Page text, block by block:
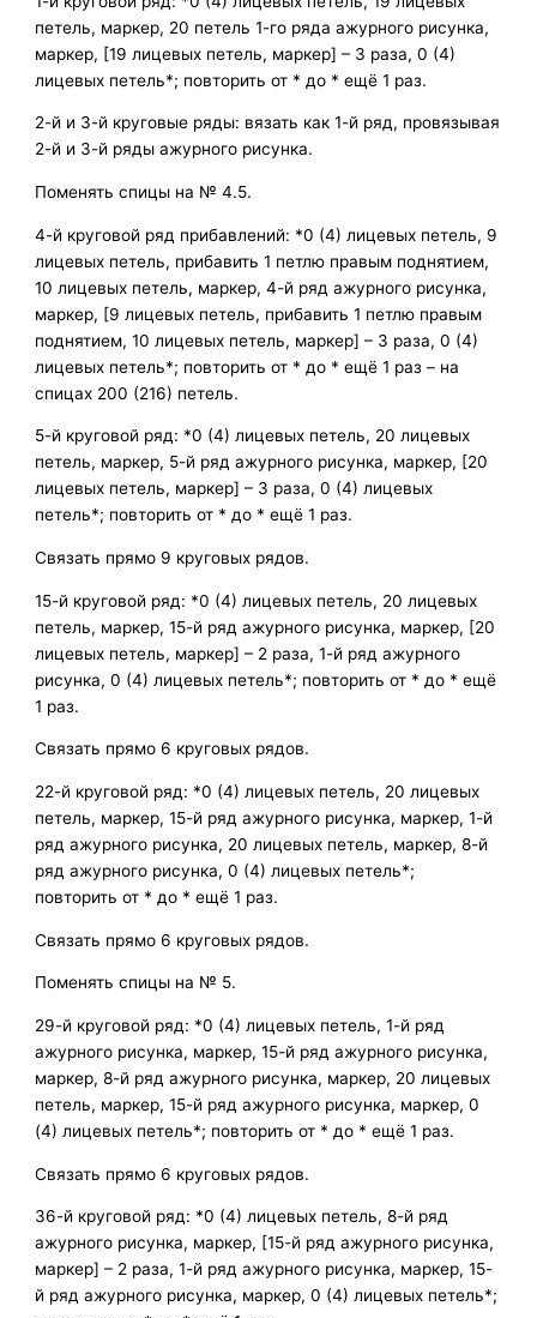
петель, маркер, 20 петель 1-го ряда ажурного рисунка,
маркер, [19 лицевых петель, маркер] – 3 раза, 0 (4)
лицевых петель*; повторить от * до * ещё 1 раз.
2-й и 3-й круговые ряды: вязать как 1-й ряд, провязывая
2-й и 3-й ряды ажурного рисунка.
Поменять спицы на № 4.5.
4-й круговой ряд прибавлений: *0 (4) лицевых петель, 9
лицевых петель, прибавить 1 петлю правым поднятием,
10 лицевых петель, маркер, 4-й ряд ажурного рисунка,
маркер, [9 лицевых петель, прибавить 1 петлю правым
поднятием, 10 лицевых петель, маркер] – 3 раза, 0 (4)
лицевых петель*; повторить от * до * ещё 1 раз – на
спицах 200 (216) петель.
5-й круговой ряд: *0 (4) лицевых петель, 20 лицевых
петель, маркер, 5-й ряд ажурного рисунка, маркер, [20
лицевых петель, маркер] – 3 раза, 0 (4) лицевых
петель*; повторить от * до * ещё 1 раз.
Связать прямо 9 круговых рядов.
15-й круговой ряд: *0 (4) лицевых петель, 20 лицевых
петель, маркер, 15-й ряд ажурного рисунка, маркер, [20
лицевых петель, маркер] – 2 раза, 1-й ряд ажурного
рисунка, 0 (4) лицевых петель*; повторить от * до * ещё
1 раз.
Связать прямо 6 круговых рядов.
22-й круговой ряд: *0 (4) лицевых петель, 20 лицевых
петель, маркер, 15-й ряд ажурного рисунка, маркер, 1-й
ряд ажурного рисунка, 20 лицевых петель, маркер, 8-й
ряд ажурного рисунка, 0 (4) лицевых петель*;
повторить от * до * ещё 1 раз.
Связать прямо 6 круговых рядов.
Поменять спицы на № 5.
29-й круговой ряд: *0 (4) лицевых петель, 1-й ряд
ажурного рисунка, маркер, 15-й ряд ажурного рисунка,
маркер, 8-й ряд ажурного рисунка, маркер, 20 лицевых
петель, маркер, 15-й ряд ажурного рисунка, маркер, 0
(4) лицевых петель*; повторить от * до * ещё 1 раз.
Связать прямо 6 круговых рядов.
36-й круговой ряд: *0 (4) лицевых петель, 8-й ряд
ажурного рисунка, маркер, [15-й ряд ажурного рисунка,
маркер] – 2 раза, 1-й ряд ажурного рисунка, маркер, 15-
й ряд ажурного рисунка, маркер, 0 (4) лицевых петель*;